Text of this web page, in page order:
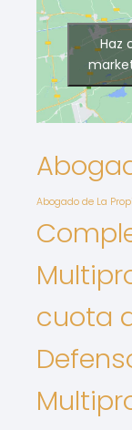
Haz
Abogado de La
cuota